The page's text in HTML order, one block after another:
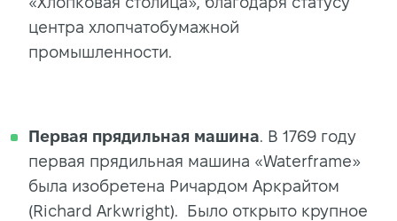
центра хлопчатобумажной
промышленности.
Первая прядильная машина. В 1769 году
первая прядильная машина «Waterframe»
была изобретена Ричардом Аркрайтом
(Richard Arkwright). Было открыто крупное